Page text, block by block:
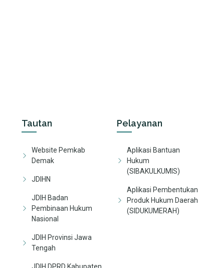
Tautan
Website Pemkab
Demak
JDIHN
JDIH Badan
Pembinaan Hukum
Nasional
JDIH Provinsi Jawa
Tengah
Pelayanan
Aplikasi Bantuan
Hukum
(SIBAKULKUMIS)
Aplikasi Pembentukan
Produk Hukum Daerah
(SIDUKUMERAH)